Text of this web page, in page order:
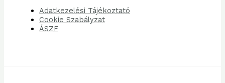
Adatkezelési Tájékoztató
Cookie Szabályzat
ÁSZF